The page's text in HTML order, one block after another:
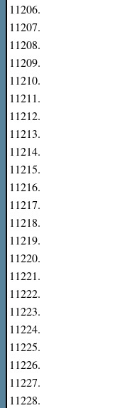
11206.
11207.
11208.
11209.
11210.
11211.
11212.
11213.
11214.
11215.
11216.
11217.
11218.
11219.
11220.
11221.
11222.
11223.
11224.
11225.
11226.
11227.
11228.